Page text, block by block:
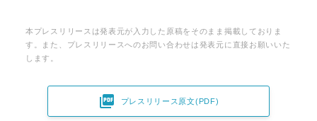
本プレスリリースは発表元が入力した原稿をそのまま掲載しておりま
す。また、プレスリリースへのお問い合わせは発表元に直接お願いいた
します。
 プレスリリース原文(PDF)